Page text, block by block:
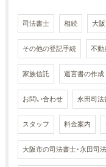
司法書士 相続 大
その他の登記手続 不動
家族信託 遺言書の作成
お問い合わせ 永田司法
スタッフ 料金案内
大阪市の司法書士･永田司